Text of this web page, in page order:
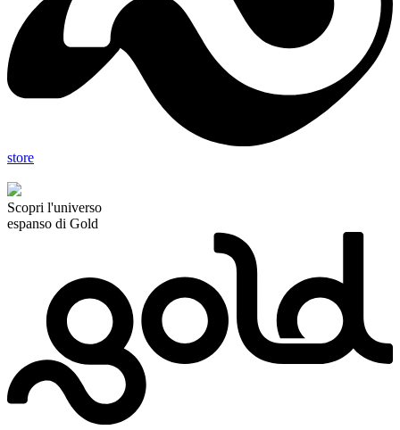
store
Scopri l'universo
espanso di Gold